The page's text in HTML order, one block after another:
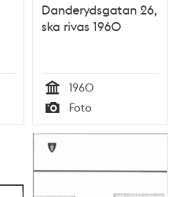
Danderydsgatan 26,
ska rivas 1960
Tid
1960
Typ
Foto